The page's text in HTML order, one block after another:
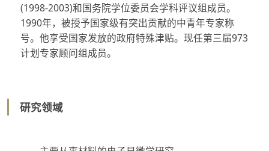
(1998-2003)和国务院学位委员会学科评议组成员。
1990年，被授予国家级有突出贡献的中青年专家称
号。他享受国家发放的政府特殊津贴。现任第三届973
计划专家顾问组成员。
研究领域